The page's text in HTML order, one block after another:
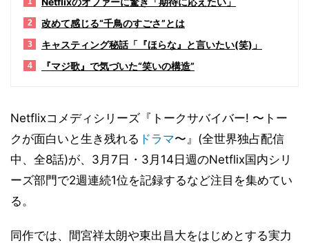
2 改めて感じる“千鳥のすごさ”とは
3 キャスティング秘話「『ほらな』と言いたい(笑)」
4 『マジ歌』で気づいた“笑いの構造”
Netflixコメディシリーズ『トークサバイバー! 〜トー
クが面白いと生き残れる ドラマ〜』(全世界独占配信
中、全8話)が、3月7日・3月14日週のNetflix国内シリ
ーズ部門で2週連続1位を記録するなど注目を集めてい
る。
同作では、間宮祥太朗や東出昌大をはじめとする実力